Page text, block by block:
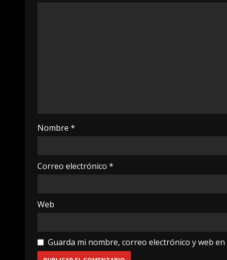
Nombre *
Correo electrónico *
Web
Guarda mi nombre, correo electrónico y web